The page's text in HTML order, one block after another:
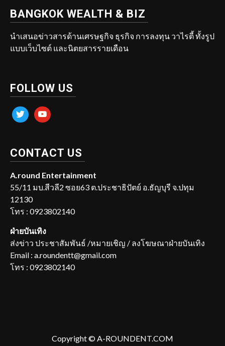
BANGKOK WEALTH & BIZ
นำเสนอข่าวสารด้านเศรษฐกิจ ธุรกิจ การลงทุน วาไรตี้ ทั้งรูป
แบบเว็บไซต์ และนิตยสารรายเดือน
FOLLOW US
twitter youtube
CONTACT US
A.round Entertainment
55/11 มบ.สีวลี2 ซอย63 ต.ประชาธิปัตย์ อ.ธัญบุรี จ.ปทุม
12130
โทร : 0923802140
ฝ่ายบันเทิง
ส่งข่าว ประชาสัมพันธ์ /หมายเชิญ / ลงโฆษณาฝ่ายบันเทิง
Email : a.roundentt@gmail.com
โทร : 0923802140
Copyright © A-ROUNDENT.COM